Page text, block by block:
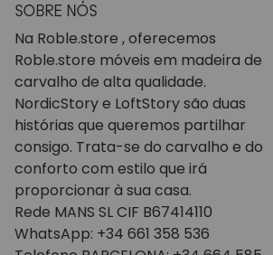
SOBRE NÓS
Na Roble.store , oferecemos
Roble.store móveis em madeira de
carvalho de alta qualidade.
NordicStory e LoftStory são duas
histórias que queremos partilhar
consigo. Trata-se do carvalho e do
conforto com estilo que irá
proporcionar à sua casa.
Rede MANS SL CIF B67414110
WhatsApp: +34 661 358 536